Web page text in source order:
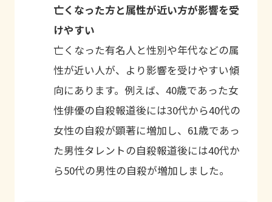
亡くなった方と属性が近い方が影響を受
けやすい
亡くなった有名人と性別や年代などの属
性が近い人が、より影響を受けやすい傾
向にあります。例えば、40歳であった女
性俳優の自殺報道後には30代から40代の
女性の自殺が顕著に増加し、61歳であっ
た男性タレントの自殺報道後には40代か
ら50代の男性の自殺が増加しました。